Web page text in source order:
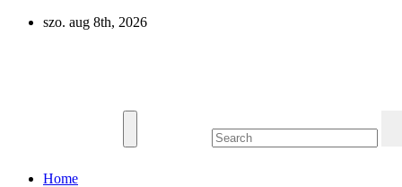
Skip
szo. aug 8th, 2026
Home